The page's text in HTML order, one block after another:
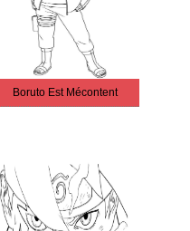
Boruto Est Mécontent